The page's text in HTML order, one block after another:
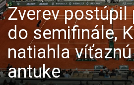
Zverev postúpil
do semifinále,
natiahla
antuke